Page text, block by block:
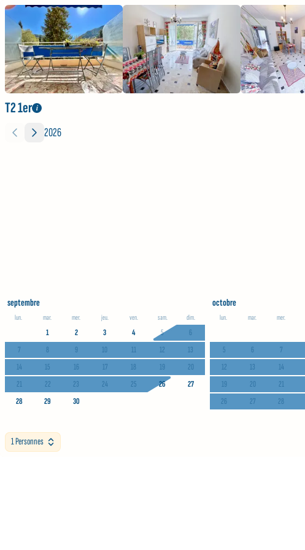
T2 1er i
2026
septembre
lun. mar. mer. jeu. ven. sam. dim.
1 2 3 4 5
6
7
8 9 10 11 12
13
14
15 16 17 18 19
20
21
22 23 24 25 26
27
28
29 30
octobre
lun. mar. mer.
5
6 7
12
13 14
19
20 21
26
27 28
1 Personnes